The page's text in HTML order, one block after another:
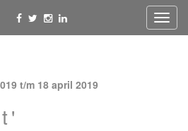
t/m 18 april 2019